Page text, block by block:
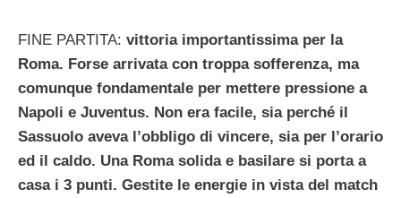
FINE PARTITA: vittoria importantissima per la
Roma. Forse arrivata con troppa sofferenza, ma
comunque fondamentale per mettere pressione a
Napoli e Juventus. Non era facile, sia perché il
Sassuolo aveva l’obbligo di vincere, sia per l’orario
ed il caldo. Una Roma solida e basilare si porta a
casa i 3 punti. Gestite le energie in vista del match